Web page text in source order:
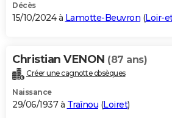
Décès
15/10/2024 à Lamotte-Beuvron (Loir-
Christian VENON (87 ans)
Créer une cagnotte obsèques
Naissance
29/06/1937 à Traînou (Loiret)